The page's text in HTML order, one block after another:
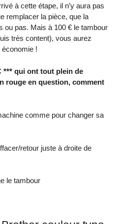
à cette étape, il n’y aura pas
remplacer la pièce, que la
ou pas. Mais à 100 € le tambour
très content), vous aurez
!
*** qui ont tout plein de
rouge en question, comment
comme pour changer sa
retour juste à droite de
le tambour